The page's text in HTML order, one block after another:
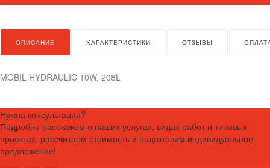
ОПИСАНИЕ ХАРАКТЕРИСТИКИ ОТЗЫВЫ
MOBIL HYDRAULIC 10W, 208L
Нужна консультация?
Подробно расскажем о наших услугах, видах работ и типовых
проектах, рассчитаем стоимость и подготовим индивидуальное
предложение!